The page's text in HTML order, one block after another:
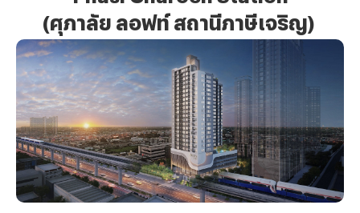
(ศุภาลัย ลอฟท์ สถานีภาษีเจริญ)